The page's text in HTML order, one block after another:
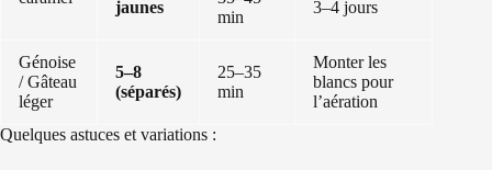
jaunes
min
3–4 jours
Génoise
/ Gâteau
léger
5–8
(séparés)
25–35
min
Monter les
blancs pour
l’aération
Quelques astuces et variations :